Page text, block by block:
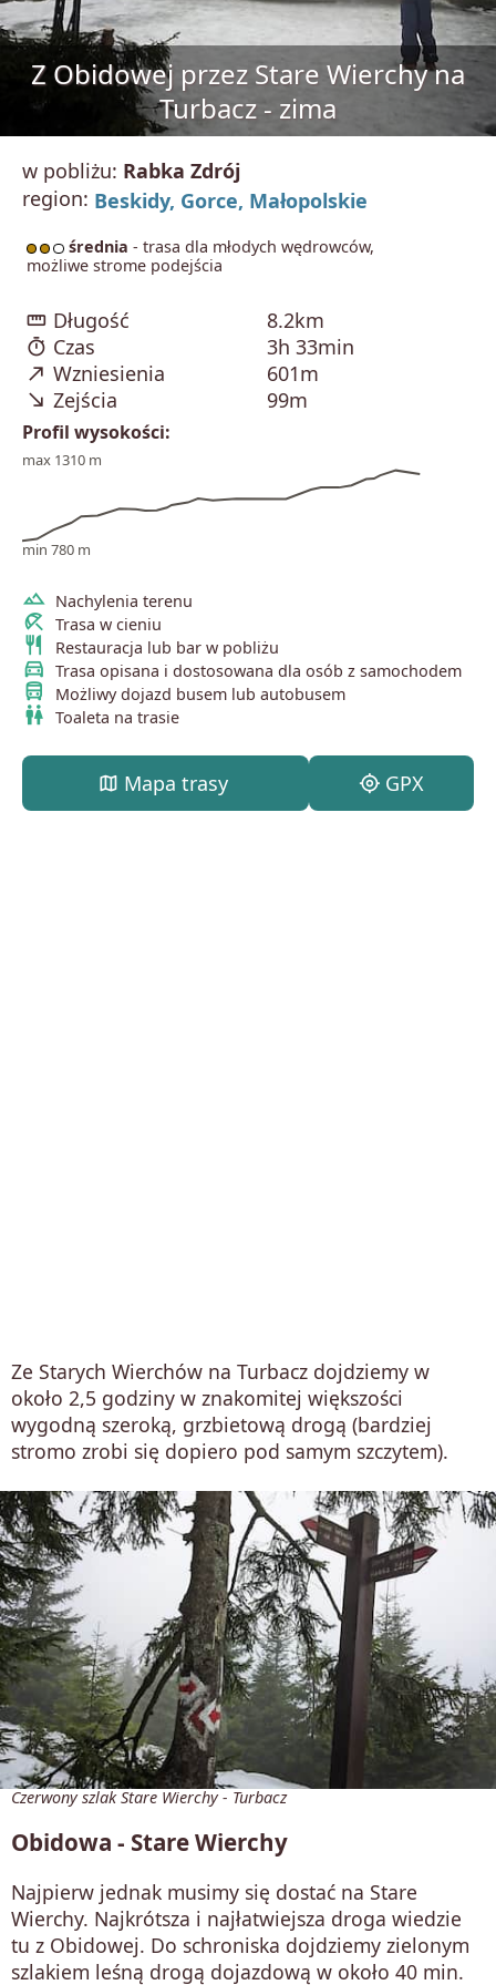
Z Obidowej przez Stare Wierchy na
Turbacz - zima
w pobliżu: Rabka Zdrój
region: Beskidy, Gorce, Małopolskie
średnia - trasa dla młodych wędrowców,
możliwe strome podejścia
straighten Długość
8.2km
timer Czas
3h 33min
north_east Wzniesienia
601m
south_east Zejścia 99m
Profil wysokości:
max 1310 m
min 780 m
terrain Nachylenia terenu
beach_access Trasa w cieniu
restaurant Restauracja lub bar w pobliżu
directions_car Trasa opisana i dostosowana dla osób z samochodem
directions_bus Możliwy dojazd busem lub autobusem
wc Toaleta na trasie
map Mapa trasy my_location GPX
Ze Starych Wierchów na Turbacz dojdziemy w
około 2,5 godziny w znakomitej większości
wygodną szeroką, grzbietową drogą (bardziej
stromo zrobi się dopiero pod samym szczytem).
Czerwony szlak Stare Wierchy - Turbacz
Obidowa - Stare Wierchy
Najpierw jednak musimy się dostać na Stare
Wierchy. Najkrótsza i najłatwiejsza droga wiedzie
tu z Obidowej. Do schroniska dojdziemy zielonym
szlakiem leśną drogą dojazdową w około 40 min.